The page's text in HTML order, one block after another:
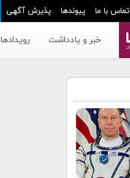
تماس با ما پیوندها پذیرش آگهی
خبر و یادداشت رویدادها